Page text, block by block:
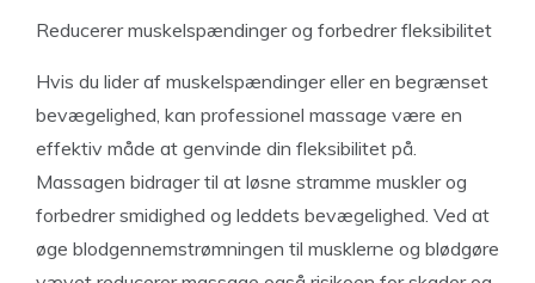
Reducerer muskelspændinger og forbedrer fleksibilitet
Hvis du lider af muskelspændinger eller en begrænset
bevægelighed, kan professionel massage være en
effektiv måde at genvinde din fleksibilitet på.
Massagen bidrager til at løsne stramme muskler og
forbedrer smidighed og leddets bevægelighed. Ved at
øge blodgennemstrømningen til musklerne og blødgøre